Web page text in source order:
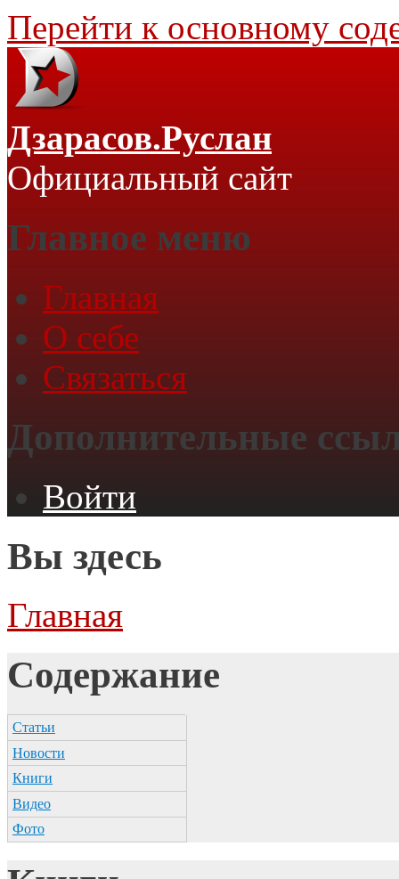
Перейти к основному
Дзарасов.Руслан
Официальный сайт
Главное меню
Главная
О себе
Связаться
Дополнительные
Войти
Вы здесь
Главная
Содержание
Статьи
Новости
Книги
Видео
Фото